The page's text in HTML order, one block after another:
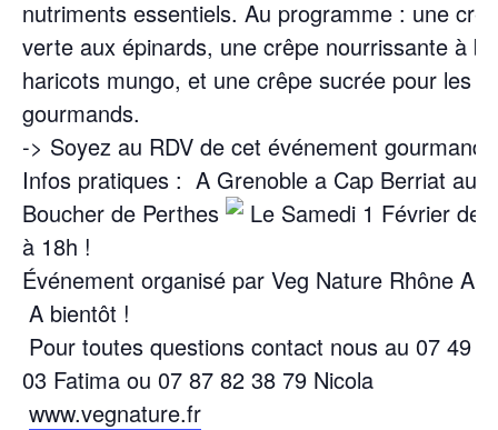
nutriments essentiels. Au programme : une
verte aux épinards, une crêpe nourrissante à
haricots mungo, et une crêpe sucrée pour les
gourmands.
-> Soyez au RDV de cet événement gourmand !
Infos pratiques : A Grenoble a Cap Berriat au
Boucher de Perthes
Le Samedi 1 Février de
à 18h !
Événement organisé par Veg Nature Rhône
A bientôt !
Pour toutes questions contact nous au 07 49
03 Fatima ou 07 87 82 38 79 Nicola
www.vegnature.fr